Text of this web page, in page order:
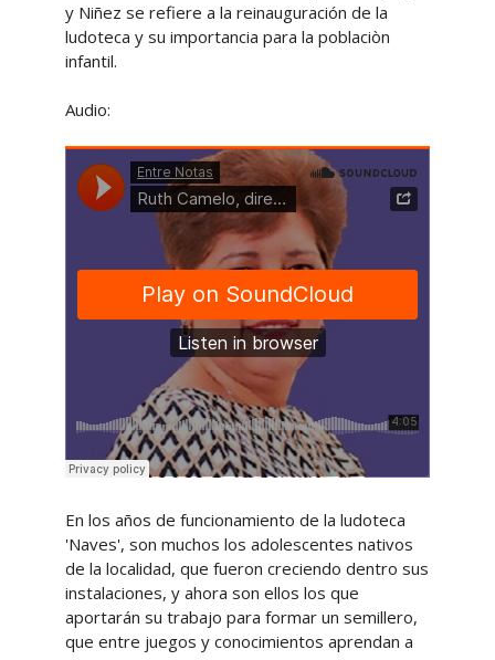
y Niñez se refiere a la reinauguración de la
ludoteca y su importancia para la poblaciòn
infantil.
Audio:
En los años de funcionamiento de la ludoteca
'Naves', son muchos los adolescentes nativos
de la localidad, que fueron creciendo dentro sus
instalaciones, y ahora son ellos los que
aportarán su trabajo para formar un semillero,
que entre juegos y conocimientos aprendan a